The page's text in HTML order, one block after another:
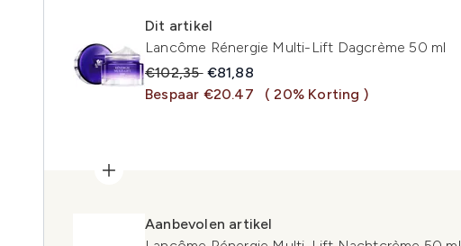
Dit artikel
Lancôme Rénergie Multi-Lift Dagcrème 50 ml
Recommended Retail Price:
€102,35 Huidige prijs:
€81,88
Bespaar €20.47
( 20% Korting )
Aanbevolen artikel